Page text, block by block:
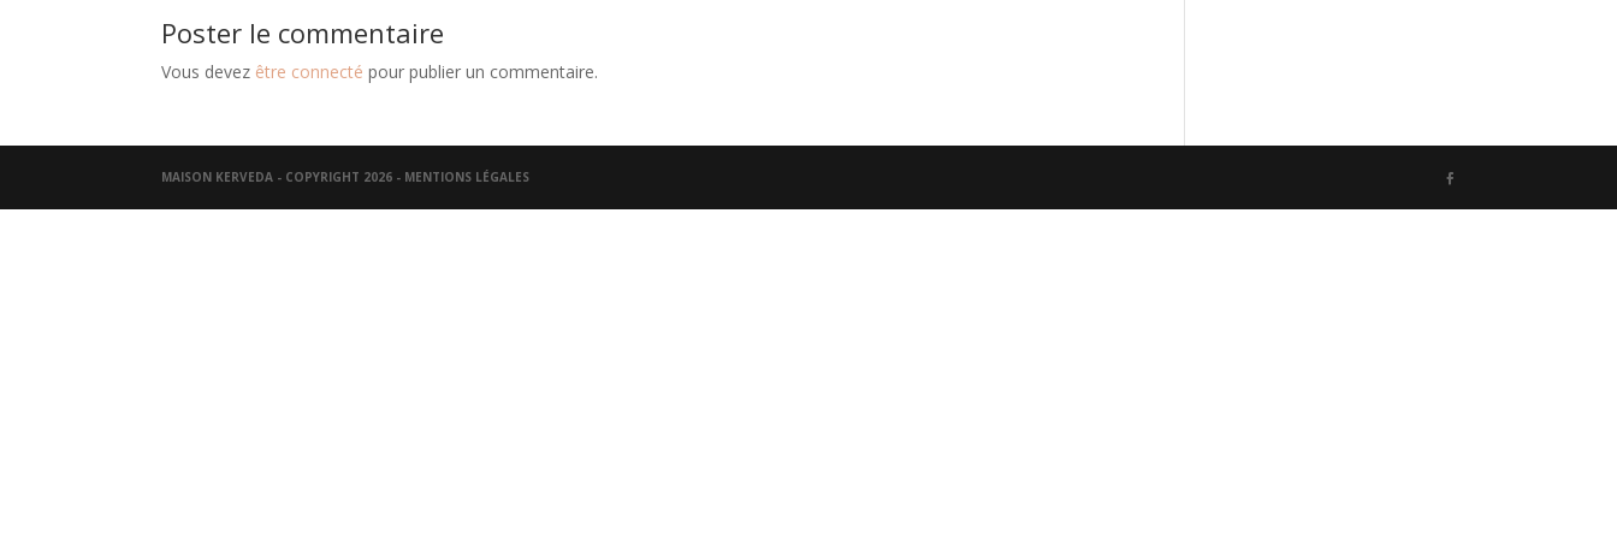
Poster le commentaire
Vous devez être connecté pour publier un commentaire.
MAISON KERVEDA - COPYRIGHT 2026 - MENTIONS LÉGALES